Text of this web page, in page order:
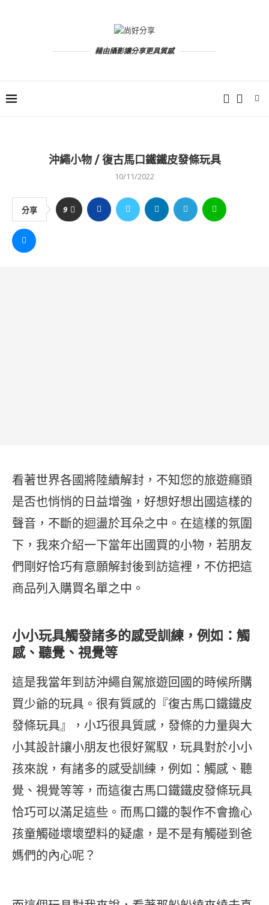
藉由攝影讓分享更具質感
沖繩小物 / 復古馬口鐵鐵皮發條玩具
10/11/2022
分享 9
看著世界各國將陸續解封，不知您的旅遊癮頭
是否也悄悄的日益增強，好想好想出國這樣的
聲音，不斷的迴盪於耳朵之中。在這樣的氛圍
下，我來介紹一下當年出國買的小物，若朋友
們剛好恰巧有意願解封後到訪這裡，不仿把這
商品列入購買名單之中。
小小玩具觸發諸多的感受訓練，例如：觸
感、聽覺、視覺等
這是我當年到訪沖繩自駕旅遊回國的時候所購
買少爺的玩具。很有質感的『復古馬口鐵鐵皮
發條玩具』，小巧很具質感，發條的力量與大
小其設計讓小朋友也很好駕馭，玩具對於小小
孩來說，有諸多的感受訓練，例如：觸感、聽
覺、視覺等等，而這復古馬口鐵鐵皮發條玩具
恰巧可以滿足這些。而馬口鐵的製作不會擔心
孩童觸碰壞壞塑料的疑慮，是不是有觸碰到爸
媽們的內心呢？